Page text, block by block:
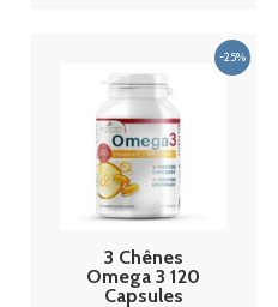
3 Chênes
Omega 3 120
Capsules